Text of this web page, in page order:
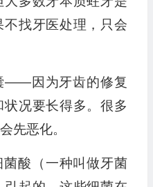
找牙医处理，只会
——因为牙齿的修复
况要长得多。很多
先恶化。
酸（一种叫做牙菌